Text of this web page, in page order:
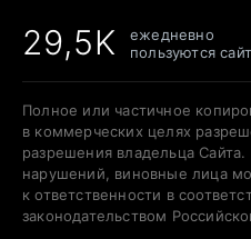
29,5K
ежедневно
пользуются
Полное или частичное
в коммерческих целях
разрешения владельца
нарушений, виновные лица
к ответственности в
законодательством